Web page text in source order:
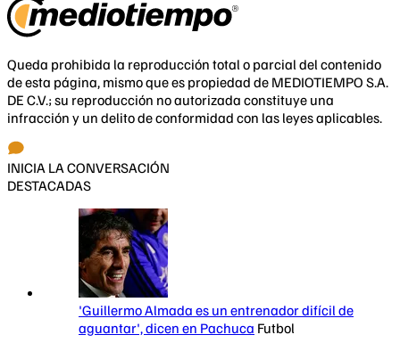
Queda prohibida la reproducción total o parcial del contenido
de esta página, mismo que es propiedad de MEDIOTIEMPO S.A.
DE C.V.; su reproducción no autorizada constituye una
infracción y un delito de conformidad con las leyes aplicables.
INICIA LA CONVERSACIÓN
DESTACADAS
'Guillermo Almada es un entrenador difícil de
aguantar', dicen en Pachuca Futbol